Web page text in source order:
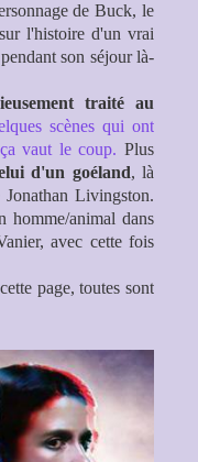
de Buck, le
l'histoire d'un vrai
son séjour là-
traité au
scènes qui ont
vaut le coup. Plus
d'un goéland, là
Livingston.
homme/animal dans
avec cette fois
page, toutes sont